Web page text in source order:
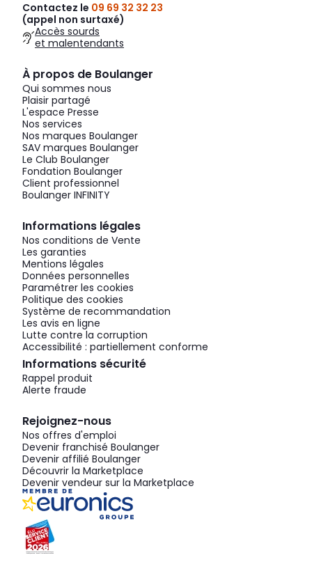
Contactez le 09 69 32 32 23
(appel non surtaxé)
Accès sourds
et malentendants
À propos de Boulanger
Qui sommes nous
Plaisir partagé
L'espace Presse
Nos services
Nos marques Boulanger
SAV marques Boulanger
Le Club Boulanger
Fondation Boulanger
Client professionnel
Boulanger INFINITY
Informations légales
Nos conditions de Vente
Les garanties
Mentions légales
Données personnelles
Paramétrer les cookies
Politique des cookies
Système de recommandation
Les avis en ligne
Lutte contre la corruption
Accessibilité : partiellement conforme
Informations sécurité
Rappel produit
Alerte fraude
Rejoignez-nous
Nos offres d'emploi
Devenir franchisé Boulanger
Devenir affilié Boulanger
Découvrir la Marketplace
Devenir vendeur sur la Marketplace